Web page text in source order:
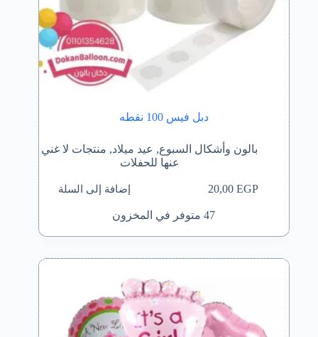
دبل فيس 100 نقطه
بالون وأشكال السبوع, عيد ميلاد, منتجات لا غني
عنها للحفلات
20,00EGP إضافة إلى السلة
47 متوفر في المخزون